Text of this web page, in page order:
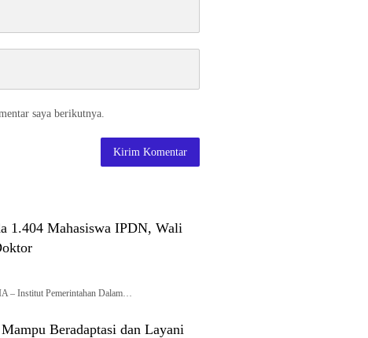
saya berikutnya.
1.404 Mahasiswa IPDN, Wali
Institut Pemerintahan Dalam…
Beradaptasi dan Layani